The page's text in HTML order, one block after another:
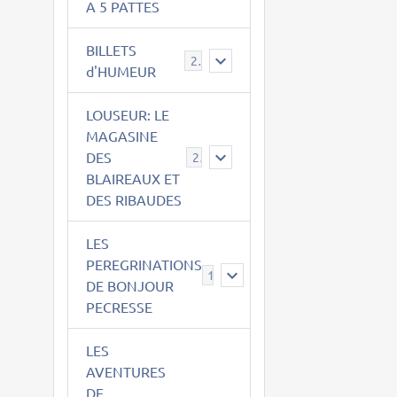
A 5 PATTES
BILLETS
d'HUMEUR
2
LOUSEUR: LE
MAGASINE
DES
BLAIREAUX ET
DES RIBAUDES
21
LES
PEREGRINATIONS
DE BONJOUR
PECRESSE
14
LES
AVENTURES
DE